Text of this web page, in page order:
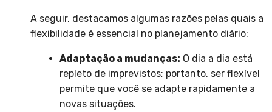
A seguir, destacamos algumas razões pelas quais a
flexibilidade é essencial no planejamento diário:
Adaptação a mudanças: O dia a dia está
repleto de imprevistos; portanto, ser flexível
permite que você se adapte rapidamente a
novas situações.